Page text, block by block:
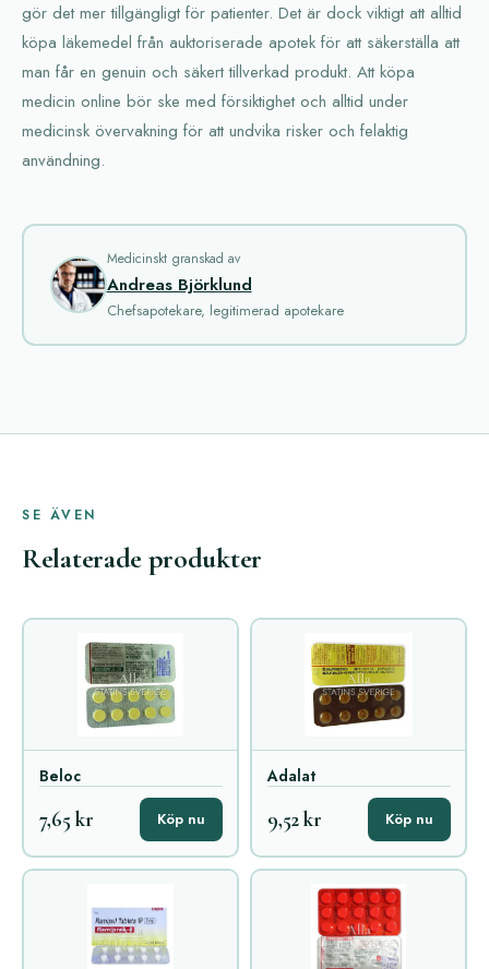
gör det mer tillgängligt för patienter. Det är dock viktigt att alltid
köpa läkemedel från auktoriserade apotek för att säkerställa att
man får en genuin och säkert tillverkad produkt. Att köpa
medicin online bör ske med försiktighet och alltid under
medicinsk övervakning för att undvika risker och felaktig
användning.
Medicinskt granskad av
Andreas Björklund
Chefsapotekare, legitimerad apotekare
SE ÄVEN
Relaterade produkter
Beloc
7,65 kr Köp nu
Adalat
9,52 kr Köp nu